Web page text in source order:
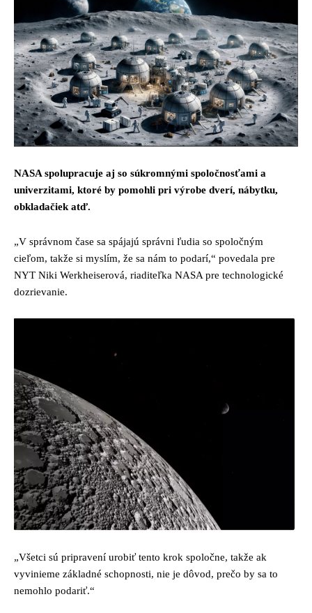
NASA spolupracuje aj so súkromnými spoločnosťami a
univerzitami, ktoré by pomohli pri výrobe dverí, nábytku,
obkladačiek atď.
„V správnom čase sa spájajú správni ľudia so spoločným
cieľom, takže si myslím, že sa nám to podarí,“ povedala pre
NYT Niki Werkheiserová, riaditeľka NASA pre technologické
dozrievanie.
„Všetci sú pripravení urobiť tento krok spoločne, takže ak
vyvinieme základné schopnosti, nie je dôvod, prečo by sa to
nemohlo podariť.“